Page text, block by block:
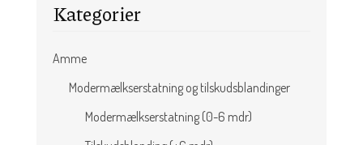
Kategorier
Amme
Modermælkserstatning og tilskudsblandinger
Modermælkserstatning (0-6 mdr)